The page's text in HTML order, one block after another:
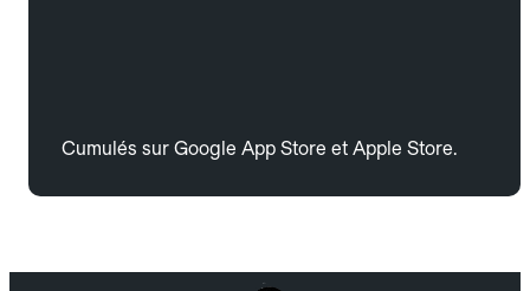
Cumulés sur Google App Store et Apple Store.